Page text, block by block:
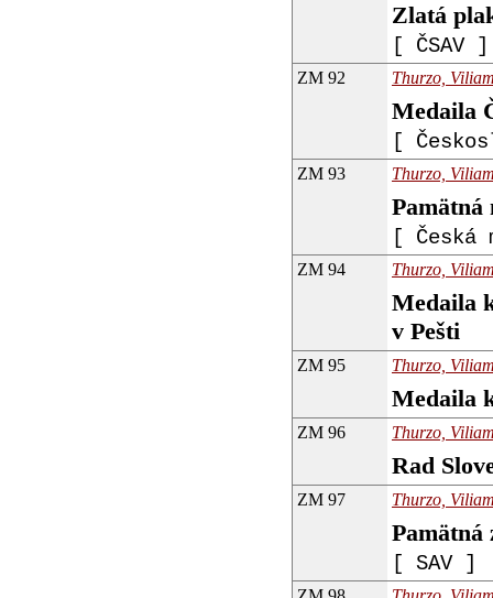
Zlatá
[ ČSAV ]
ZM 92 Thurzo,
Medaila
[
ZM 93 Thurzo,
[ Česká
ZM 94 Thurzo,
Medaila
v Pešti
ZM 95 Thurzo,
Medaila
ZM 96 Thurzo,
Rad
ZM 97 Thurzo,
Pamätná
[ SAV ]